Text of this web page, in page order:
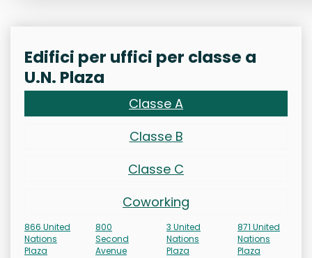
Edifici per uffici per classe a
U.N. Plaza
Classe A
Classe B
Classe C
Coworking
866 United
Nations
Plaza
800
Second
Avenue
3 United
Nations
Plaza
871 United
Nations
Plaza